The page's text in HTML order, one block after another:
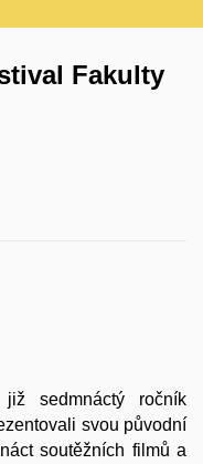
Fakulty
sedmnáctý ročník
svou původní
soutěžních filmů a